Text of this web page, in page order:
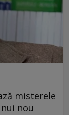
misterele
nou